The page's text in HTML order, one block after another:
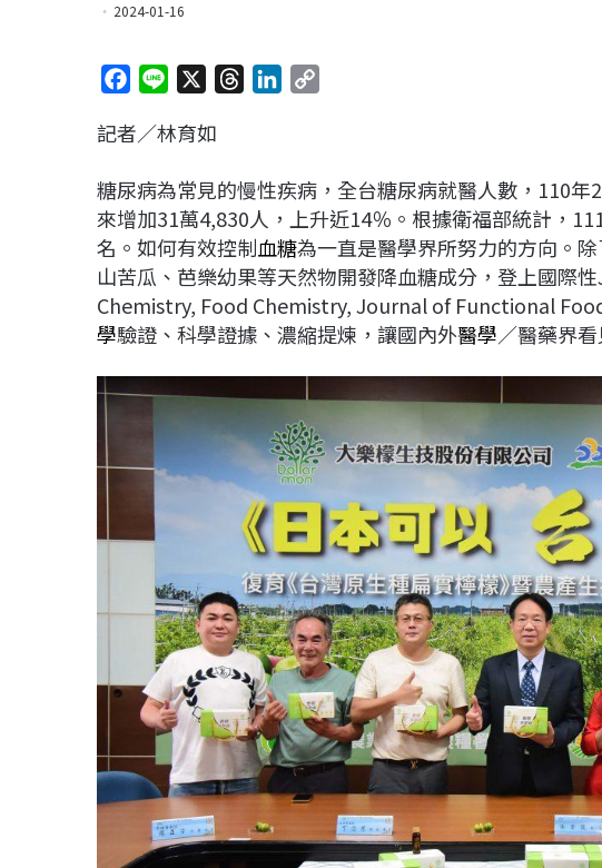
2024-01-16
c
b
o
o
k
n
a
d
s
e
d
I
n
L
i
n
k
記者／林育如
糖尿病為常見的慢性疾病，全台糖尿病就醫人數，110
來增加31萬4,830人，上升近14％。根據衛福部統計，
名。如何有效控制血糖為一直是醫學界所努力的方向。
山苦瓜、芭樂幼果等天然物開發降血糖成分，登上國際
Chemistry, Food Chemistry, Journal of Functional
學驗證、科學證據、濃縮提煉，讓國內外醫學／醫藥界